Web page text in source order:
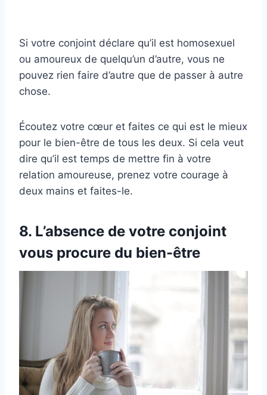
Si votre conjoint déclare qu’il est homosexuel
ou amoureux de quelqu’un d’autre, vous ne
pouvez rien faire d’autre que de passer à autre
chose.
Écoutez votre cœur et faites ce qui est le mieux
pour le bien-être de tous les deux. Si cela veut
dire qu’il est temps de mettre fin à votre
relation amoureuse, prenez votre courage à
deux mains et faites-le.
8. L’absence de votre conjoint
vous procure du bien-être